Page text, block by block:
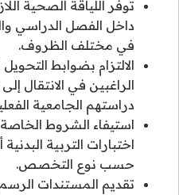
توفر اللياقة الصحية
داخل الفصل الدراسي
في مختلف الظروف.
الالتزام بضوابط
الراغبين في الانتقال
دراستهم الجامعية
استيفاء الشروط
اختبارات التربية
حسب نوع التخصص.
تقديم المستندات